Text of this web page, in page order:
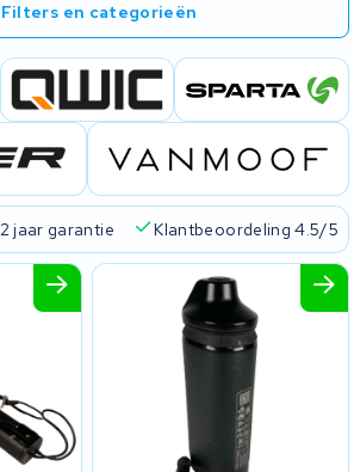
Filters en categorieën
2 jaar garantie Klantbeoordeling 4.5/5